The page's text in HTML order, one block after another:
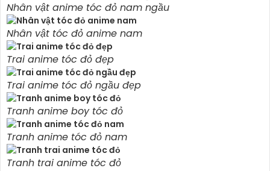
Nhân vật anime tóc đỏ nam ngầu
Nhân vật tóc đỏ anime nam
Trai anime tóc đỏ đẹp
Trai anime tóc đỏ ngầu đẹp
Tranh anime boy tóc đỏ
Tranh anime tóc đỏ nam
Tranh trai anime tóc đỏ